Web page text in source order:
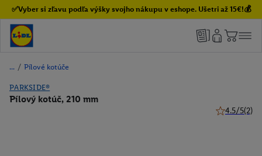
✅Vyber si zľavu podľa výšky svojho nákupu v eshope. Ušetri až 15€!💰
/ Pílové kotúče
PARKSIDE®
Pílový kotúč, 210 mm
4.5/5(2)